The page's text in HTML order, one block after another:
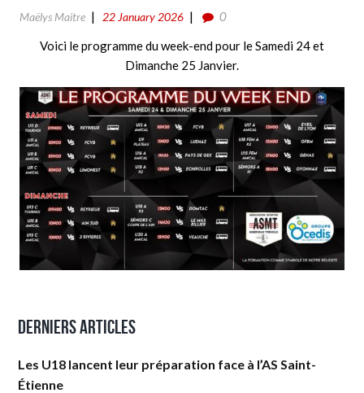
Maëlys Maitre 22 January 2026
0
Voici le programme du week-end pour le Samedi 24 et
Dimanche 25 Janvier.
Derniers articles
Les U18 lancent leur préparation face à l’AS Saint-
Étienne